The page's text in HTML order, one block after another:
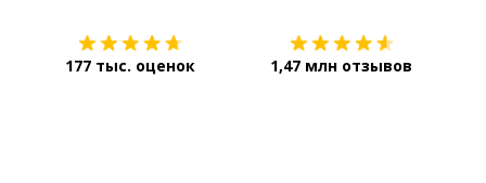
177 тыс. оценок 1,47 млн отзывов